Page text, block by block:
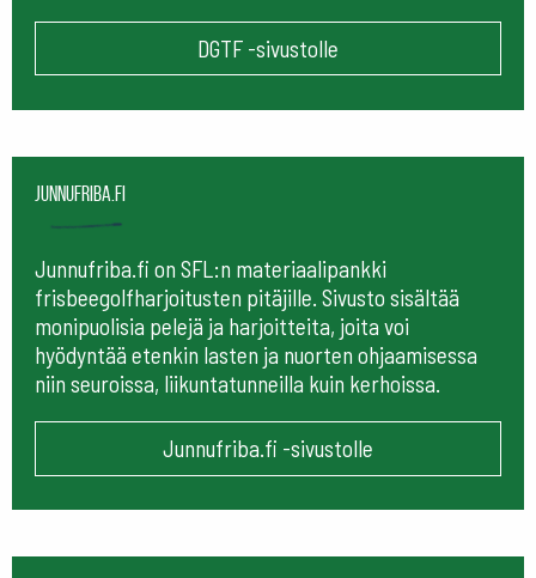
DGTF -sivustolle
Junnufriba.fi
Junnufriba.fi on SFL:n materiaalipankki
frisbeegolfharjoitusten pitäjille. Sivusto sisältää
monipuolisia pelejä ja harjoitteita, joita voi
hyödyntää etenkin lasten ja nuorten ohjaamisessa
niin seuroissa, liikuntatunneilla kuin kerhoissa.
Junnufriba.fi -sivustolle